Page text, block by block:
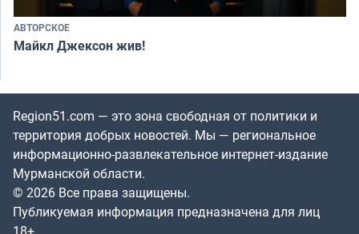
АВТОРСКОЕ
Майкл Джексон жив!
Region51.com — это зона свободная от политики и
территория добрых новостей. Мы — региональное
информационно-развлекательное интернет-издание
Мурманской области.
© 2026 Все права защищены.
Публикуемая информация предназначена для лиц
18+.